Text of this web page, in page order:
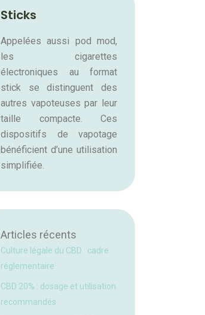
Sticks
Appelées aussi pod mod,
les cigarettes
électroniques au format
stick se distinguent des
autres vapoteuses par leur
taille compacte. Ces
dispositifs de vapotage
bénéficient d’une utilisation
simplifiée.
Articles récents
Culture légale du CBD : cadre
réglementaire
CBD 20% : dosage et utilisation
recommandés